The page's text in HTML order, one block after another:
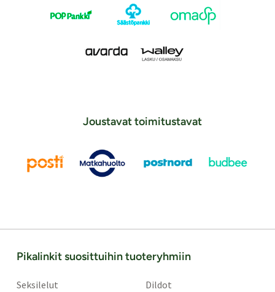
Joustavat toimitustavat
Pikalinkit suosittuihin tuoteryhmiin
Seksilelut
Dildot